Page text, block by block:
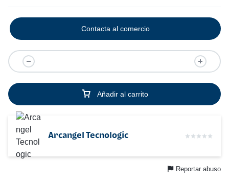
Añadir al carrito
Contacta al comercio
Arcangel Tecnologic
Reportar abuso